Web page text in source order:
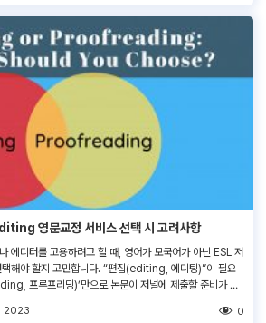
영문교정 서비스 선택 시 고려사항
에디터를 고용하려고 할 때, 영어가 모국어가 아닌 ESL 저
택해야 할지 고민합니다. “편집(editing, 에디팅)”이 필요
프루프리딩)’만으로 논문이 저널에 제출할 준비가 되
떤 작업을 하는지 문서의 종류에 따라 다른 결과를 낳기
2023 0